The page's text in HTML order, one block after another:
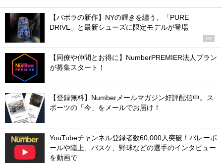
【バボラの新作】NYの輝きを纏う。「PURE
DRIVE」と最新シューズに限定モデルが登場
PR
【同僚や仲間とお得に】NumberPREMIER法人プラン
が募集スタート！
【登録無料】Numberメールマガジン好評配信中。ス
ポーツの「今」をメールでお届け！
YouTubeチャンネル登録者数60,000人突破！バレーボ
ールや陸上、バスケ、野球などの選手のインタビュー
を動画で